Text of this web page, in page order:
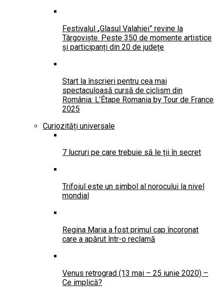
Festivalul „Glasul Valahiei” revine la
Târgoviște. Peste 350 de momente artistice
și participanți din 20 de județe
Start la înscrieri pentru cea mai
spectaculoasă cursă de ciclism din
România: L’Étape Romania by Tour de France
2025
Curiozități universale
7 lucruri pe care trebuie să le ții în secret
Trifoiul este un simbol al norocului la nivel
mondial
Regina Maria a fost primul cap încoronat
care a apărut într-o reclamă
Venus retrograd (13 mai – 25 iunie 2020) –
Ce implică?